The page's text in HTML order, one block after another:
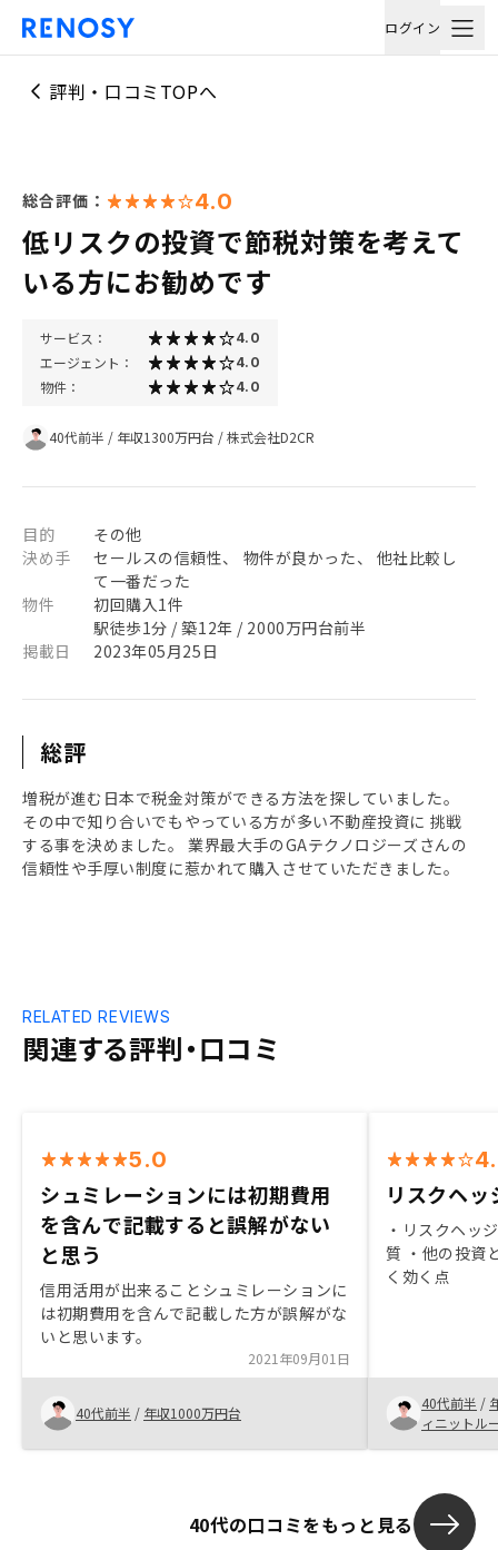
ログイン
評判・口コミTOPへ
総合評価： 4.0
低リスクの投資で節税対策を考えて
いる方にお勧めです
サービス： 4.0
エージェント： 4.0
物件： 4.0
40代前半 / 年収1300万円台 /株式会社D2CR
目的
その他
決め手
セールスの信頼性、 物件が良かった、 他社比較し
て一番だった
物件
初回購入1件
駅徒歩1分 / 築12年 / 2000万円台前半
掲載日
2023年05月25日
総評
増税が進む日本で税金対策ができる方法を探していました。
その中で知り合いでもやっている方が多い不動産投資に 挑戦
する事を決めました。 業界最大手のGAテクノロジーズさんの
信頼性や手厚い制度に惹かれて購入させていただきました。
関連する評判・口コミ
RELATED REVIEWS
5.0
シュミレーションには初期費用
を含んで記載すると誤解がない
と思う
信用活用が出来ることシュミレーションに
は初期費用を含んで記載した方が誤解がな
いと思います。
2021年09月01日
40代前半 / 年収1000万円台
リスクヘ
・リスクヘッ
質 ・他の投資
く効く点
40代前半 /
ィニットル
40代の口コミをもっと見る